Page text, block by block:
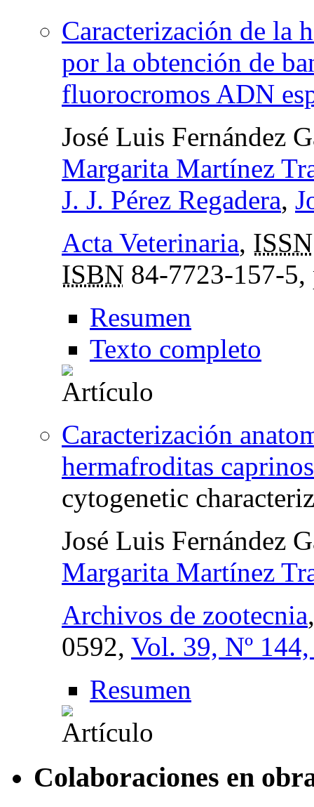
Caracterización de la
por la obtención de
fluorocromos ADN
José Luis Fernández
Margarita Martínez
J. J. Pérez Regadera,
Acta Veterinaria, ISSN
ISBN 84-7723-157-5,
Resumen
Texto completo
Caracterización
hermafroditas caprinos
cytogenetic
José Luis Fernández
Margarita Martínez
Archivos de zootecnia
0592, Vol. 39, Nº
Resumen
Colaboraciones en